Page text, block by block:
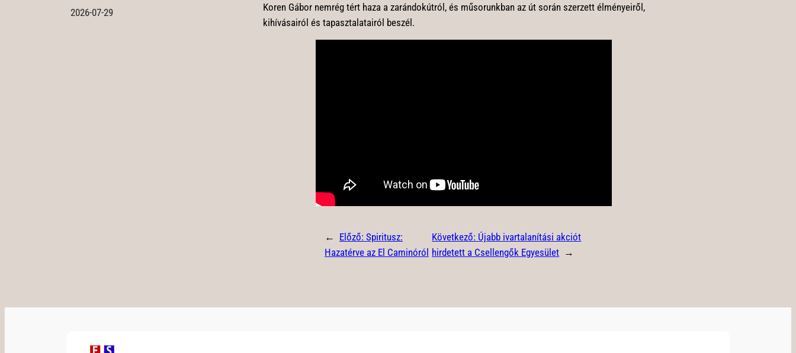
2026-07-29
Koren Gábor nemrég tért haza a zarándokútról, és műsorunkban az út során szerzett élményeiről,
kihívásairól és tapasztalatairól beszél.
← Előző: Spiritusz:
Hazatérve az El Caminóról
Következő: Újabb ivartalanítási akciót
hirdetett a Csellengők Egyesület →